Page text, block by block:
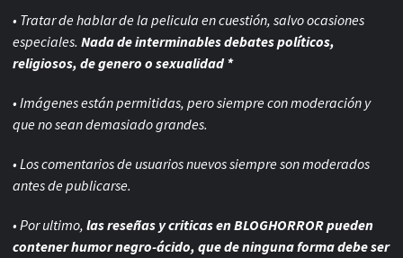
• Tratar de hablar de la pelicula en cuestión, salvo ocasiones
especiales. Nada de interminables debates políticos,
religiosos, de genero o sexualidad *
• Imágenes están permitidas, pero siempre conmoderación y
que no sean demasiado grandes.
• Los comentarios de usuarios nuevos siempre son moderados
antes de publicarse.
• Por ultimo, las reseñas y criticas en BLOGHORROR pueden
contener humor negro-ácido, que de ninguna forma debe ser